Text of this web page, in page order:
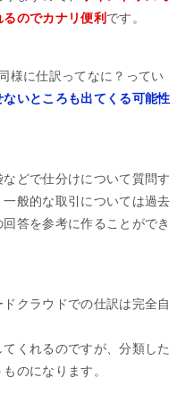
のでカナリ便利 です。
様に仕訳ってなに？ってい
いところも出てくる可能性
どで仕分けについて質問す
般的な取引については過去
答を参考に作ることができ
クラウドでの仕訳は完全自
くれるのですが、分類した
のになります。